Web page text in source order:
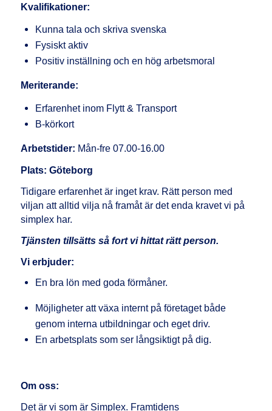
Kvalifikationer:
Kunna tala och skriva svenska
Fysiskt aktiv
Positiv inställning och en hög arbetsmoral
Meriterande:
Erfarenhet inom Flytt & Transport
B-körkort
Arbetstider: Mån-fre 07.00-16.00
Plats: Göteborg
Tidigare erfarenhet är inget krav. Rätt person med
viljan att alltid vilja nå framåt är det enda kravet vi på
simplex har.
Tjänsten tillsätts så fort vi hittat rätt person.
Vi erbjuder:
En bra lön med goda förmåner.
Möjligheter att växa internt på företaget både
genom interna utbildningar och eget driv.
En arbetsplats som ser långsiktigt på dig.
Om oss:
Det är vi som är Simplex. Framtidens